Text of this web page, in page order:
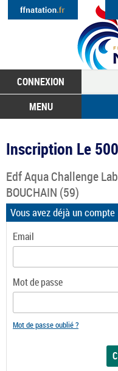
CONNEXION
MENU
Inscription Le
Edf Aqua Challenge
BOUCHAIN (59)
Vous avez déjà un compte
Email
Mot de passe
Mot de passe oublié ?